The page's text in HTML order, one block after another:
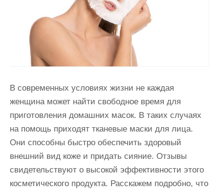
В современных условиях жизни не каждая
женщина может найти свободное время для
приготовления домашних масок. В таких случаях
на помощь приходят тканевые маски для лица.
Они способны быстро обеспечить здоровый
внешний вид коже и придать сияние. Отзывы
свидетельствуют о высокой эффективности этого
косметического продукта. Расскажем подробно, что